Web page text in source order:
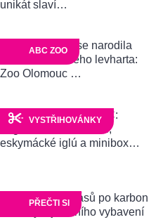
ABC ZOO
VYSTŘIHOVÁNKY
PŘEČTI SI